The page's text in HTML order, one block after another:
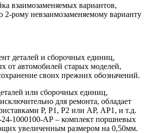
взаимозаменяемых вариантов,
2-рому невзаимозаменяемому варианту
деталей и сборочных единиц,
от автомобилей старых моделей,
своих прежних обозначений.
или сборочных единиц,
для ремонта, обладает
Р, Р1, Р2 или АР, АР1, и т.д.
1000100-АР – комплект поршневых
увеличенным размером на 0,50мм.